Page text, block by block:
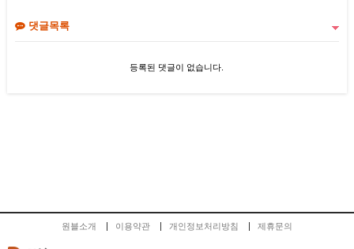
댓글목록
등록된 댓글이 없습니다.
원블소개 이용약관 개인정보처리방침 제휴문의